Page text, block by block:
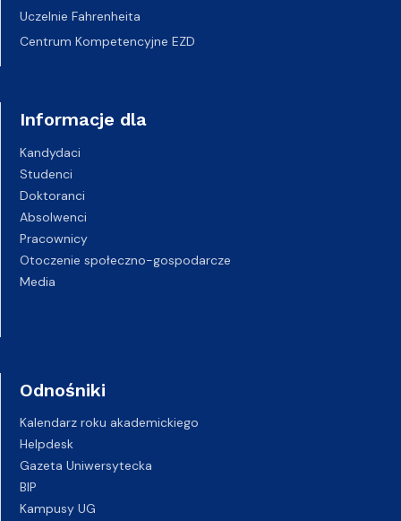
Uczelnie Fahrenheita
Centrum Kompetencyjne EZD
Informacje dla
Kandydaci
Studenci
Doktoranci
Absolwenci
Pracownicy
Otoczenie społeczno-gospodarcze
Media
Odnośniki
Kalendarz roku akademickiego
Helpdesk
Gazeta Uniwersytecka
BIP
Kampusy UG